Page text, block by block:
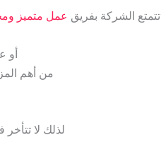
تتمتع الشركة بفريق عمل متميز
أو
من أهم
لذلك لا تتأخر